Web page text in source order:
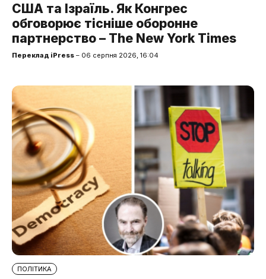
США та Ізраїль. Як Конгрес
обговорює тісніше оборонне
партнерство – The New York Times
Переклад iPress – 06 серпня 2026, 16:04
ПОЛІТИКА